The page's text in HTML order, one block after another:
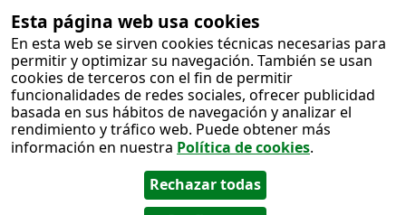
Esta página web usa cookies
En esta web se sirven cookies técnicas necesarias para
permitir y optimizar su navegación. También se usan
cookies de terceros con el fin de permitir
funcionalidades de redes sociales, ofrecer publicidad
basada en sus hábitos de navegación y analizar el
rendimiento y tráfico web. Puede obtener más
información en nuestra Política de cookies.